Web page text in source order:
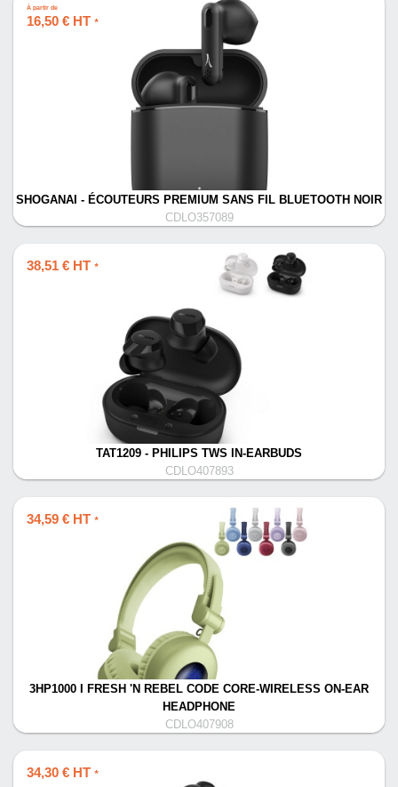
À partir de
16,50 € HT *
SHOGANAI - ÉCOUTEURS PREMIUM SANS FIL BLUETOOTH NOIR
CDLO357089
38,51 € HT *
TAT1209 - PHILIPS TWS IN-EARBUDS
CDLO407893
34,59 € HT *
3HP1000 I FRESH 'N REBEL CODE CORE-WIRELESS ON-EAR
HEADPHONE
CDLO407908
34,30 € HT *